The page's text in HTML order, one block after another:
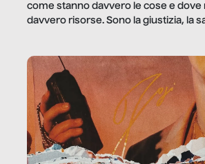
come stanno davvero le cose e dove
davvero risorse. Sono la giustizia, la